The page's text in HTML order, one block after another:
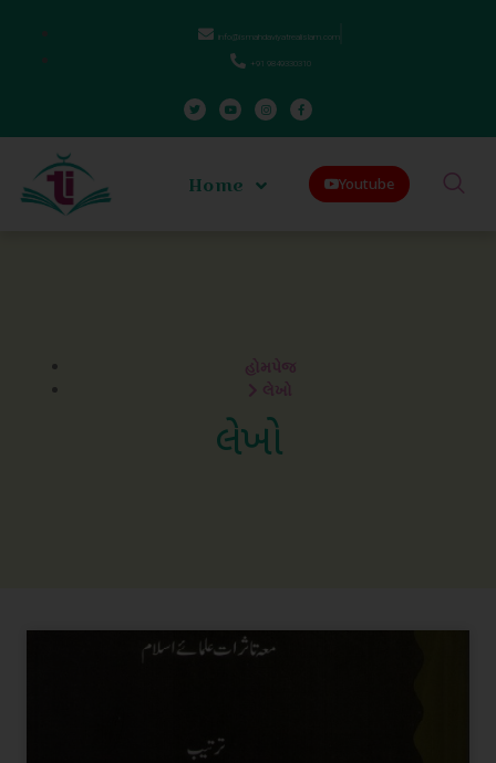
info@ismahdaviyatrealislam.com
+91 9849330310
Home Youtube
હોમપેજ
લેખો
લેખો